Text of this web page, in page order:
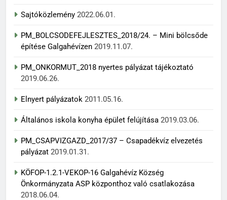
Sajtóközlemény 2022.06.01.
PM_BOLCSODEFEJLESZTES_2018/24. – Mini bölcsőde
építése Galgahévízen 2019.11.07.
PM_ONKORMUT_2018 nyertes pályázat tájékoztató
2019.06.26.
Elnyert pályázatok 2011.05.16.
Általános iskola konyha épület felújítása 2019.03.06.
PM_CSAPVIZGAZD_2017/37 – Csapadékvíz elvezetés
pályázat 2019.01.31.
KÖFOP-1.2.1-VEKOP-16 Galgahévíz Község
Önkormányzata ASP központhoz való csatlakozása
2018.06.04.